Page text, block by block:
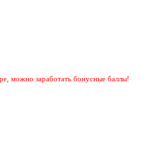
можно заработать бонусные баллы!